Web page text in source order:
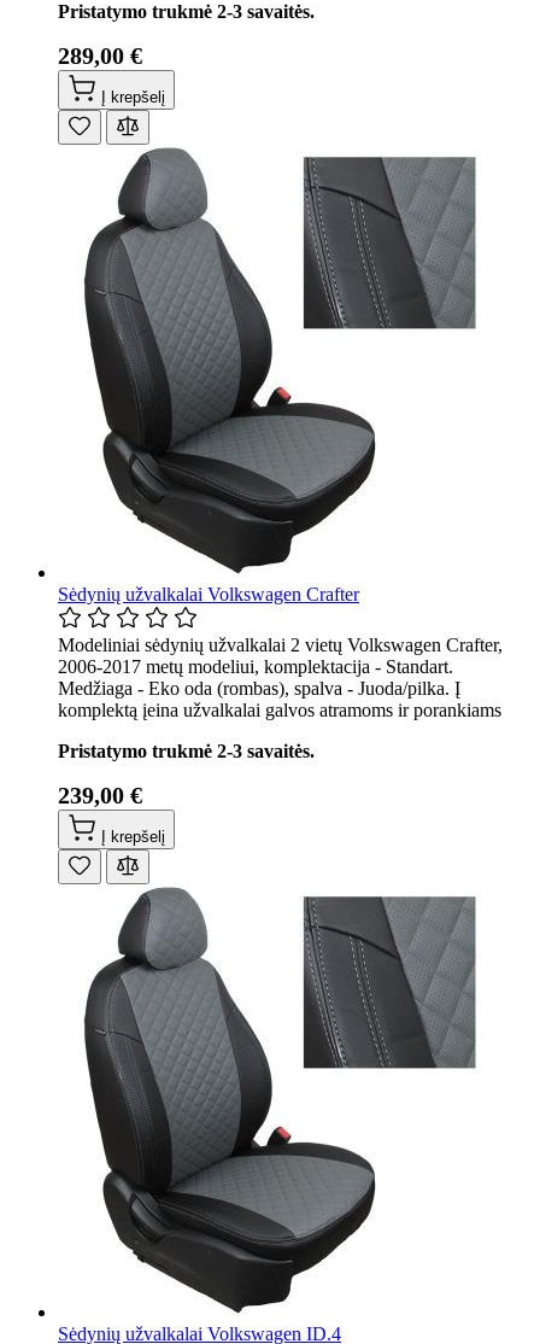
Pristatymo trukmė 2-3 savaitės.
289,00 €
Į krepšelį
Sėdynių užvalkalai Volkswagen Crafter
Modeliniai sėdynių užvalkalai 2 vietų Volkswagen Crafter,
2006-2017 metų modeliui, komplektacija - Standart.
Medžiaga - Eko oda (rombas), spalva - Juoda/pilka. Į
komplektą įeina užvalkalai galvos atramoms ir porankiams
Pristatymo trukmė 2-3 savaitės.
239,00 €
Į krepšelį
Sėdynių užvalkalai Volkswagen ID.4